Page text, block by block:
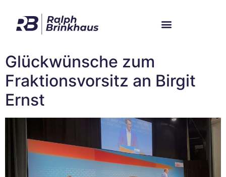
Glückwünsche zum
Fraktionsvorsitz an Birgit
Ernst